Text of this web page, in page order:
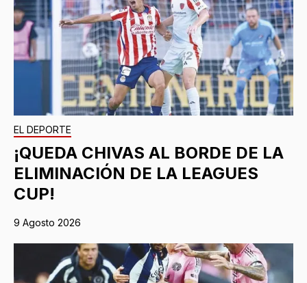
EL DEPORTE
¡QUEDA CHIVAS AL BORDE DE LA
ELIMINACIÓN DE LA LEAGUES
CUP!
9 Agosto 2026